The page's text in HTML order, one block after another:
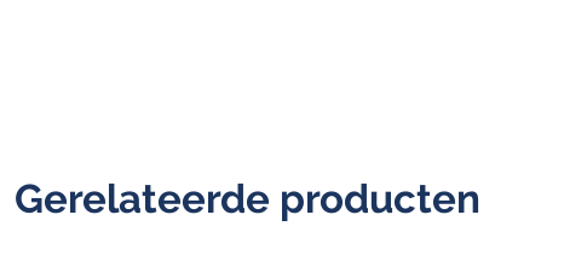
Gerelateerde producten